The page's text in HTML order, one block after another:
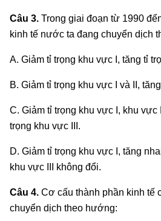
Câu 3. Trong giai đoạn từ 1990
kinh tế nước ta đang chuyển dịch
A. Giảm tỉ trọng khu vực I, tăng tỉ
B. Giảm tỉ trọng khu vực I và II,
C. Giảm tỉ trọng khu vực I, khu vực
trọng khu vực III.
D. Giảm tỉ trọng khu vực I, tăng
khu vực III không đổi.
Câu 4. Cơ cấu thành phần kinh tế
chuyển dịch theo hướng: